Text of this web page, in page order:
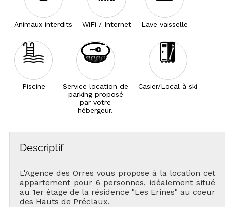
Animaux interdits WiFi / Internet Lave vaisselle
Piscine
Service location de
parking proposé
par votre
hébergeur.
Casier/Local à ski
Descriptif
L'Agence des Orres vous propose à la location cet
appartement pour 6 personnes, idéalement situé
au 1er étage de la résidence "Les Erines" au coeur
des Hauts de Préclaux.